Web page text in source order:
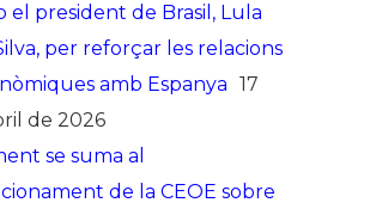
el president de Brasil, Lula
per reforçar les relacions
amb Espanya 17
de 2026
se suma al
de la CEOE sobre